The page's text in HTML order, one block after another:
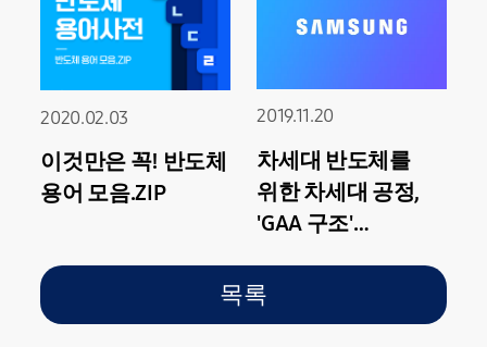
2020.02.03
이것만은 꼭! 반도체
용어 모음.ZIP
2019.11.20
차세대 반도체를
위한 차세대 공정,
'GAA 구조'
목록